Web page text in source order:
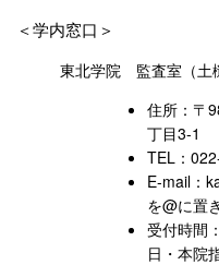
学内窓口
東北学院 監査室（土
住所：〒
丁目3-1
TEL：
E-mail：
を@に置
受付時間
日・本院